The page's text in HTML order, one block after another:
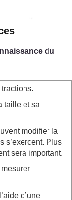
du
taille et sa
modifier la
s’exercent. Plus
sera important.
d’une